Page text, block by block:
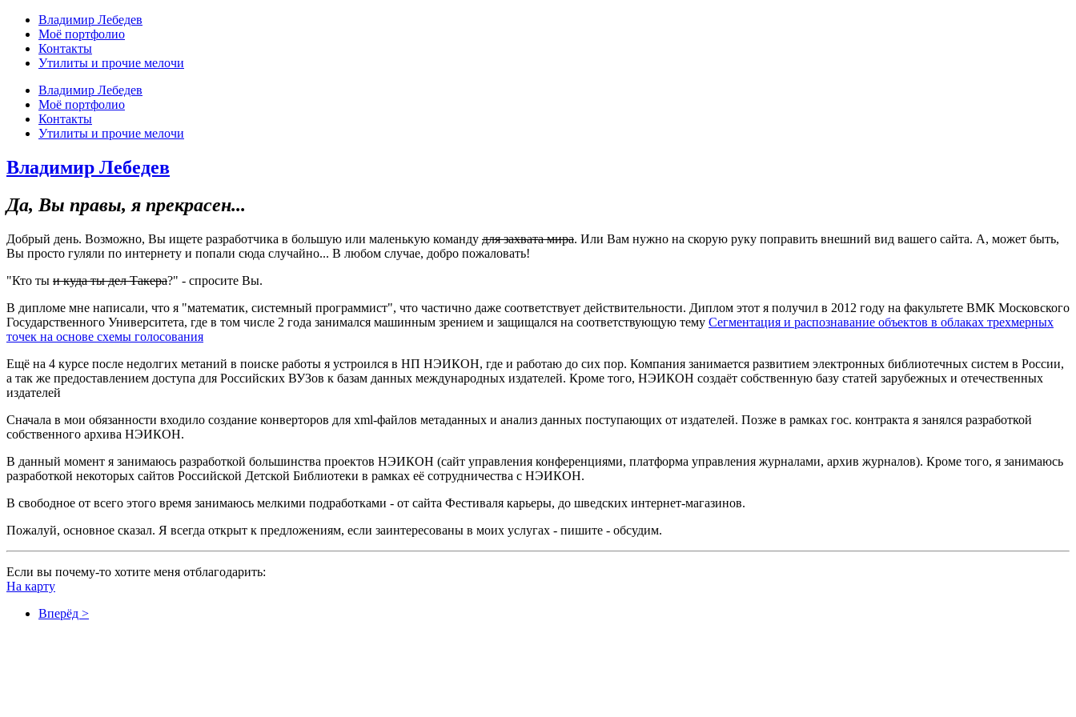
Владимир Лебедев
Моё портфолио
Контакты
Утилиты и прочие мелочи
Владимир Лебедев
Моё портфолио
Контакты
Утилиты и прочие мелочи
Владимир Лебедев
Да, Вы правы, я прекрасен...
Добрый день. Возможно, Вы ищете разработчика в большую или маленькую команду для захвата мира. Или Вам нужно на скорую руку поправить внешний вид вашего сайта. А, может быть,
Вы просто гуляли по интернету и попали сюда случайно... В любом случае, добро пожаловать!
"Кто ты и куда ты дел Такера?" - спросите Вы.
В дипломе мне написали, что я "математик, системный программист", что частично даже соответствует действительности. Диплом этот я получил в 2012 году на факультете ВМК Московского
Государственного Университета, где в том числе 2 года занимался машинным зрением и защищался на соответствующую тему Сегментация и распознавание объектов в облаках трехмерных
точек на основе схемы голосования
Ещё на 4 курсе после недолгих метаний в поиске работы я устроился в НП НЭИКОН, где и работаю до сих пор. Компания занимается развитием электронных библиотечных систем в России,
а так же предоставлением доступа для Российских ВУЗов к базам данных международных издателей. Кроме того, НЭИКОН создаёт собственную базу статей зарубежных и отечественных
издателей
Сначала в мои обязанности входило создание конверторов для xml-файлов метаданных и анализ данных поступающих от издателей. Позже в рамках гос. контракта я занялся разработкой
собственного архива НЭИКОН.
В данный момент я занимаюсь разработкой большинства проектов НЭИКОН (сайт управления конференциями, платформа управления журналами, архив журналов). Кроме того, я занимаюсь
разработкой некоторых сайтов Российской Детской Библиотеки в рамках её сотрудничества с НЭИКОН.
В свободное от всего этого время занимаюсь мелкими подработками - от сайта Фестиваля карьеры, до шведских интернет-магазинов.
Пожалуй, основное сказал. Я всегда открыт к предложениям, если заинтересованы в моих услугах - пишите - обсудим.
Если вы почему-то хотите меня отблагодарить:
На карту
Вперёд >